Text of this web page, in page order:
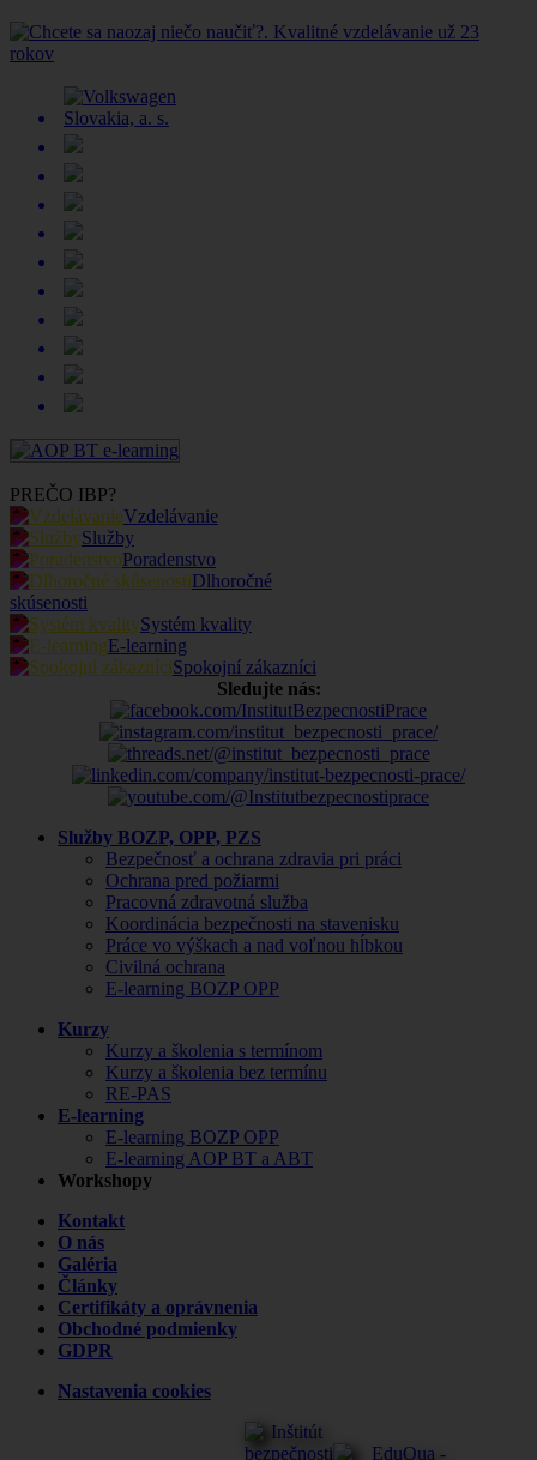
PREČO IBP?
Vzdelávanie
Služby
Poradenstvo
Dlhoročné
skúsenosti
Systém kvality
E-learning
Spokojní zákazníci
Sledujte nás:
Služby BOZP, OPP, PZS
Bezpečnosť a ochrana zdravia pri práci
Ochrana pred požiarmi
Pracovná zdravotná služba
Koordinácia bezpečnosti na stavenisku
Práce vo výškach a nad voľnou hĺbkou
Civilná ochrana
E-learning BOZP OPP
Kurzy
Kurzy a školenia s termínom
Kurzy a školenia bez termínu
RE-PAS
E-learning
E-learning BOZP OPP
E-learning AOP BT a ABT
Workshopy
Kontakt
O nás
Galéria
Články
Certifikáty a oprávnenia
Obchodné podmienky
GDPR
Nastavenia cookies